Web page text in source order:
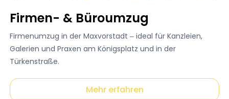
Firmen- & Büroumzug
Firmenumzug in der Maxvorstadt – ideal für Kanzleien,
Galerien und Praxen am Königsplatz und in der
Türkenstraße.
Mehr erfahren